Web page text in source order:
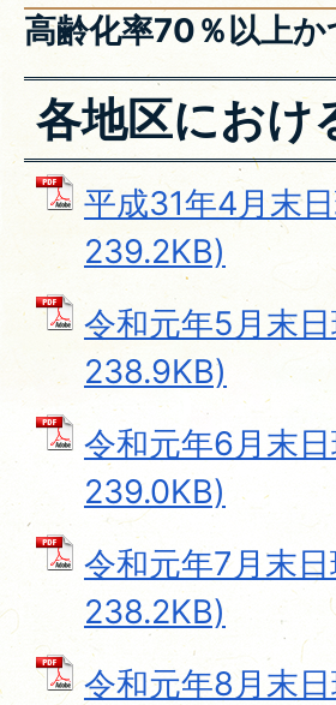
高齢化率70％以上
各地区におけ
平成31年4月末
239.2KB)
令和元年5月末
238.9KB)
令和元年6月末
239.0KB)
令和元年7月末
238.2KB)
令和元年8月末